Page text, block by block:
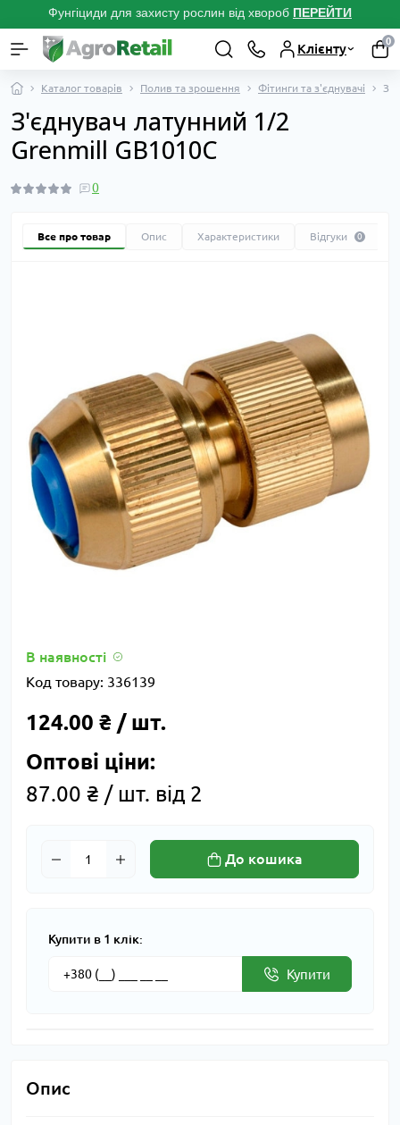
Фунгіциди для захисту рослин від хвороб ПЕРЕЙТИ
Клієнту
0
Каталог товарів Полив та зрошення Фітинги та з'єднувачі
З'єднувач латунний 1/2
Grenmill GB1010C
0
Все про товар Опис Характеристики Відгуки 0
В наявності
Код товару: 336139
124.00 ₴ / шт.
Оптові ціни:
87.00 ₴ / шт. від 2
До кошика
Купити в 1 клік:
Купити
Опис